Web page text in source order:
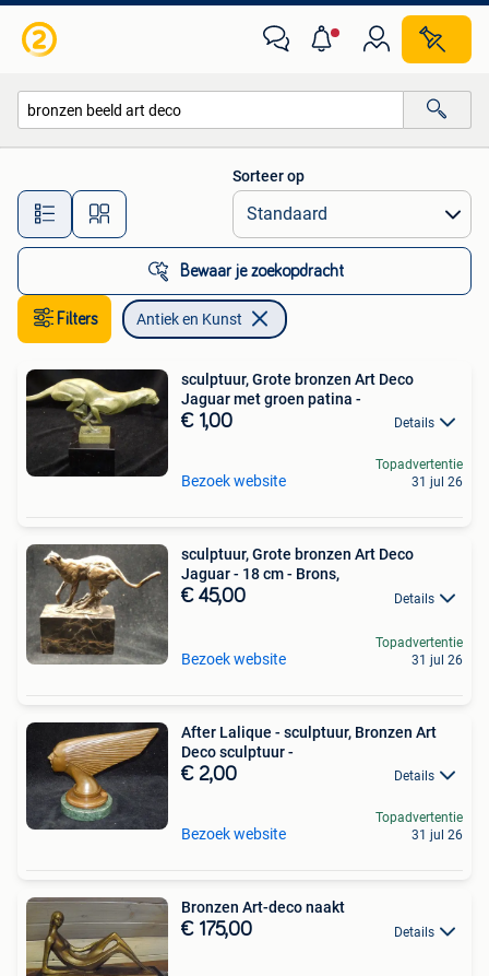
Alle afstanden…
Sorteer op
Bewaar je zoekopdracht
Filters Antiek en Kunst
sculptuur, Grote bronzen Art Deco
Jaguar met groen patina -
€ 1,00 Details
Bezoek website
Topadvertentie
31 jul 26
sculptuur, Grote bronzen Art Deco
Jaguar - 18 cm - Brons,
€ 45,00 Details
Bezoek website
Topadvertentie
31 jul 26
After Lalique - sculptuur, Bronzen Art
Deco sculptuur -
€ 2,00 Details
Bezoek website
Topadvertentie
31 jul 26
Bronzen Art-deco naakt
€ 175,00 Details